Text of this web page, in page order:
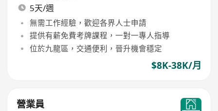
5天/週
無需工作經驗，歡迎各界人士申請
提供有薪免費考牌課程，一對一專人指導
位於九龍區，交通便利，晉升機會穩定
$8K-38K/月
營業員